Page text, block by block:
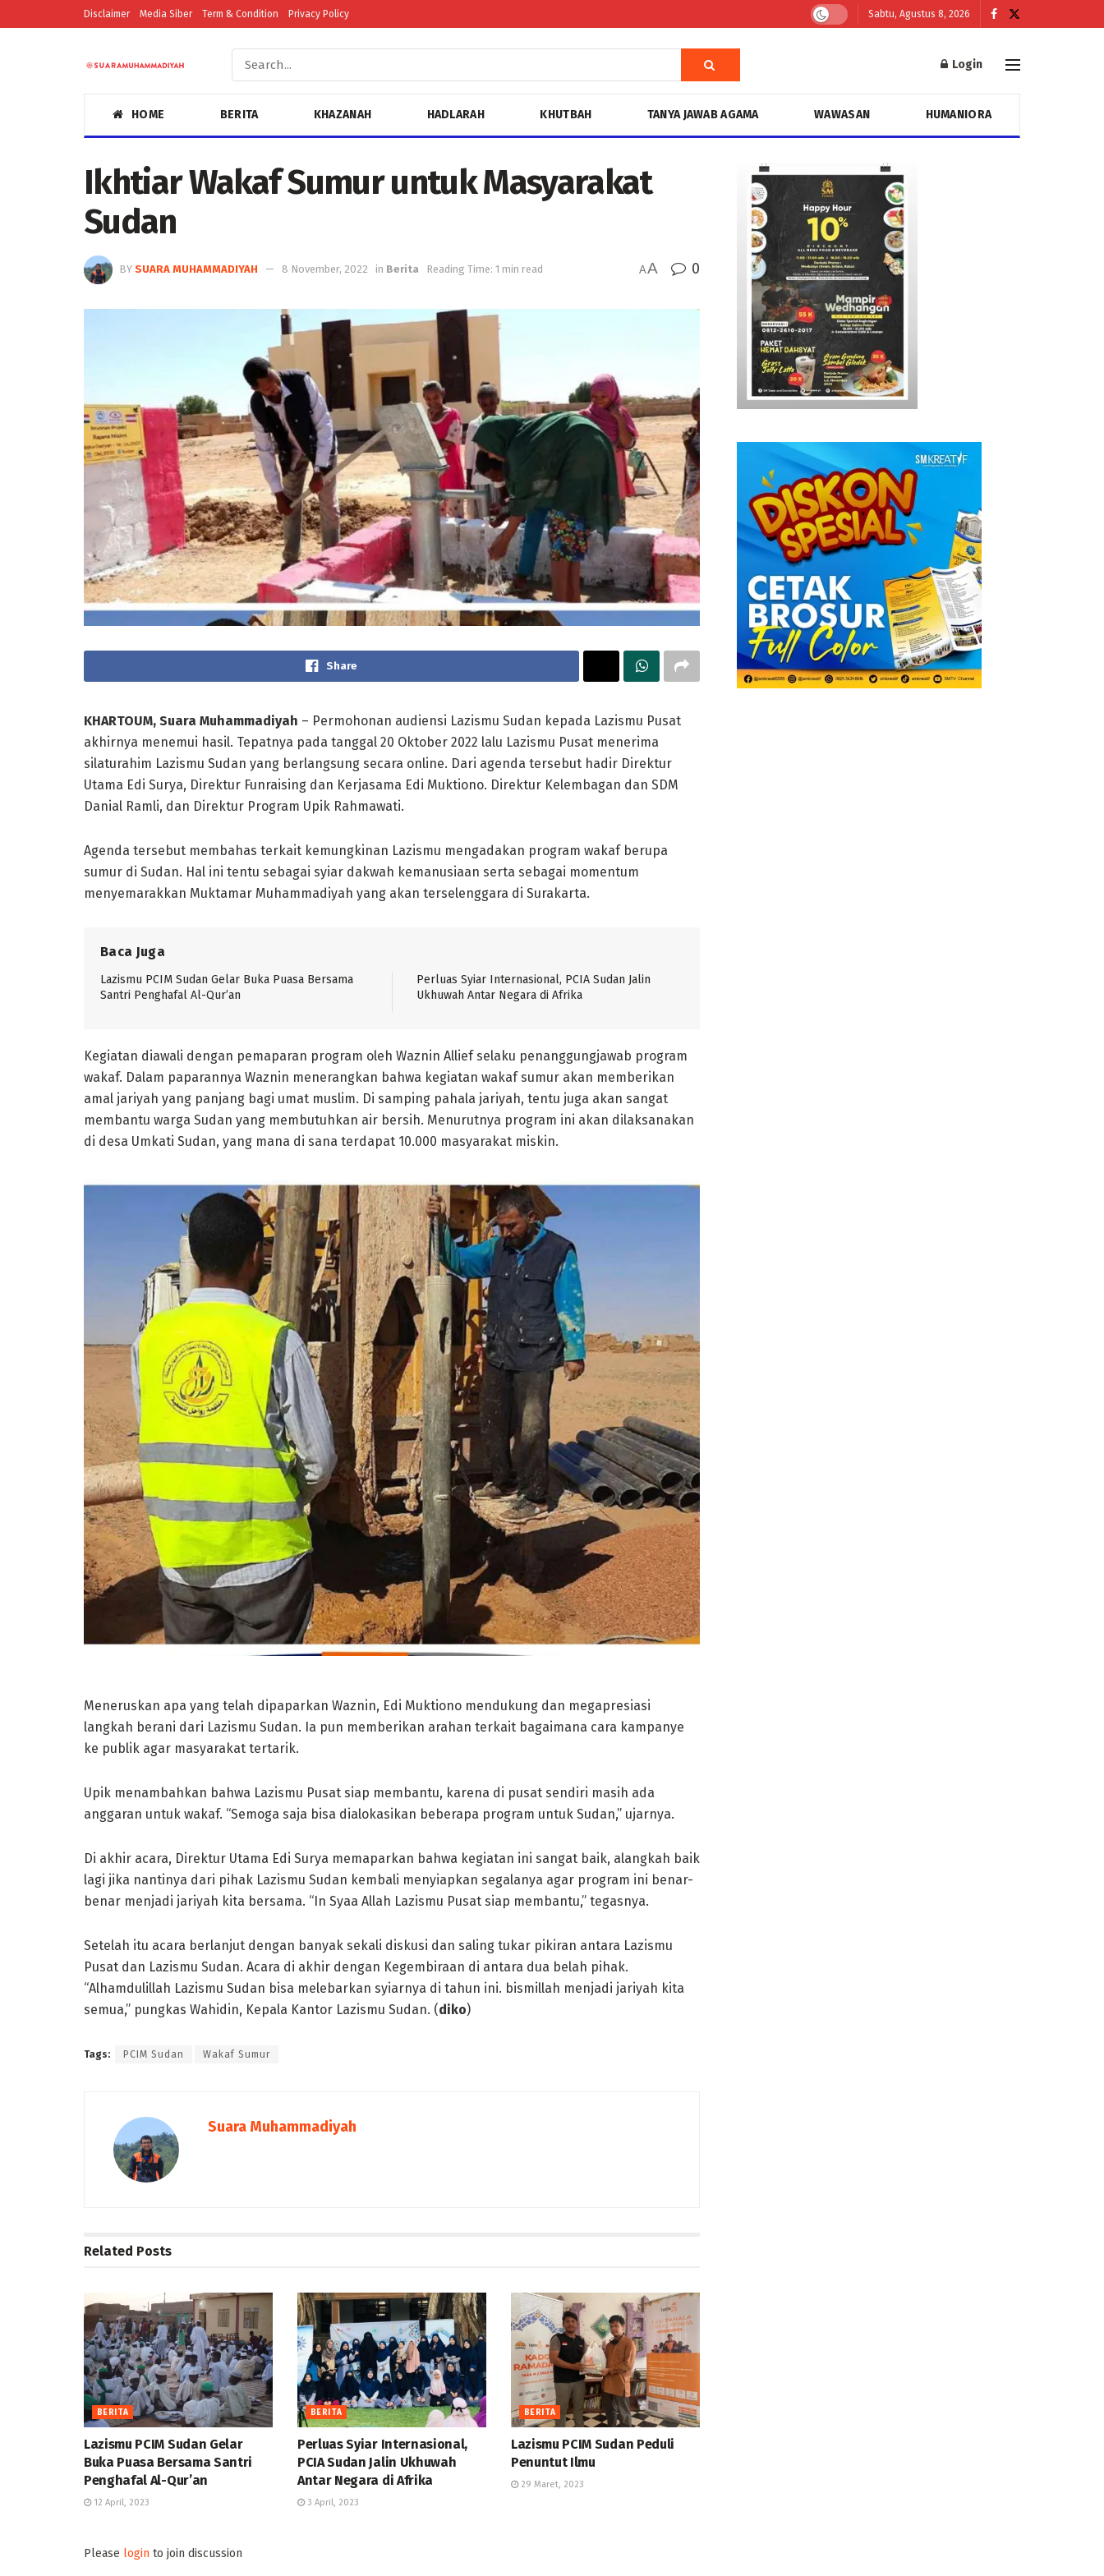
Disclaimer Media Siber Term & Condition Privacy Policy Sabtu, Agustus 8, 2026
Login
HOME BERITA KHAZANAH HADLARAH KHUTBAH TANYA JAWAB AGAMA WAWASAN HUMANIORA
Ikhtiar Wakaf Sumur untuk Masyarakat
Sudan
BY SUARA MUHAMMADIYAH 8 November, 2022 in Berita Reading Time: 1 min read AA 0
Share
KHARTOUM, Suara Muhammadiyah – Permohonan audiensi Lazismu Sudan kepada Lazismu Pusat
akhirnya menemui hasil. Tepatnya pada tanggal 20 Oktober 2022 lalu Lazismu Pusat menerima
silaturahim Lazismu Sudan yang berlangsung secara online. Dari agenda tersebut hadir Direktur
Utama Edi Surya, Direktur Funraising dan Kerjasama Edi Muktiono. Direktur Kelembagan dan SDM
Danial Ramli, dan Direktur Program Upik Rahmawati.
Agenda tersebut membahas terkait kemungkinan Lazismu mengadakan program wakaf berupa
sumur di Sudan. Hal ini tentu sebagai syiar dakwah kemanusiaan serta sebagai momentum
menyemarakkan Muktamar Muhammadiyah yang akan terselenggara di Surakarta.
Baca Juga
Lazismu PCIM Sudan Gelar Buka Puasa Bersama
Santri Penghafal Al-Qur’an
Perluas Syiar Internasional, PCIA Sudan Jalin
Ukhuwah Antar Negara di Afrika
Kegiatan diawali dengan pemaparan program oleh Waznin Allief selaku penanggungjawab program
wakaf. Dalam paparannya Waznin menerangkan bahwa kegiatan wakaf sumur akan memberikan
amal jariyah yang panjang bagi umat muslim. Di samping pahala jariyah, tentu juga akan sangat
membantu warga Sudan yang membutuhkan air bersih. Menurutnya program ini akan dilaksanakan
di desa Umkati Sudan, yang mana di sana terdapat 10.000 masyarakat miskin.
Meneruskan apa yang telah dipaparkan Waznin, Edi Muktiono mendukung dan megapresiasi
langkah berani dari Lazismu Sudan. Ia pun memberikan arahan terkait bagaimana cara kampanye
ke publik agar masyarakat tertarik.
Upik menambahkan bahwa Lazismu Pusat siap membantu, karena di pusat sendiri masih ada
anggaran untuk wakaf. “Semoga saja bisa dialokasikan beberapa program untuk Sudan,” ujarnya.
Di akhir acara, Direktur Utama Edi Surya memaparkan bahwa kegiatan ini sangat baik, alangkah baik
lagi jika nantinya dari pihak Lazismu Sudan kembali menyiapkan segalanya agar program ini benar-
benar menjadi jariyah kita bersama. “In Syaa Allah Lazismu Pusat siap membantu,” tegasnya.
Setelah itu acara berlanjut dengan banyak sekali diskusi dan saling tukar pikiran antara Lazismu
Pusat dan Lazismu Sudan. Acara di akhir dengan Kegembiraan di antara dua belah pihak.
“Alhamdulillah Lazismu Sudan bisa melebarkan syiarnya di tahun ini. bismillah menjadi jariyah kita
semua,” pungkas Wahidin, Kepala Kantor Lazismu Sudan. (diko)
Tags: PCIM Sudan Wakaf Sumur
Suara Muhammadiyah
Related Posts
BERITA
Lazismu PCIM Sudan Gelar
Buka Puasa Bersama Santri
Penghafal Al-Qur’an
12 April, 2023
BERITA
Perluas Syiar Internasional,
PCIA Sudan Jalin Ukhuwah
Antar Negara di Afrika
3 April, 2023
BERITA
Lazismu PCIM Sudan Peduli
Penuntut Ilmu
29 Maret, 2023
Please login to join discussion